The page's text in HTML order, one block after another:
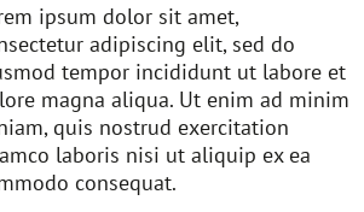
ipsum dolor sit amet,
adipiscing elit, sed do
tempor incididunt ut labore et
magna aliqua. Ut enim ad minim
quis nostrud exercitation
laboris nisi ut aliquip ex ea
consequat.